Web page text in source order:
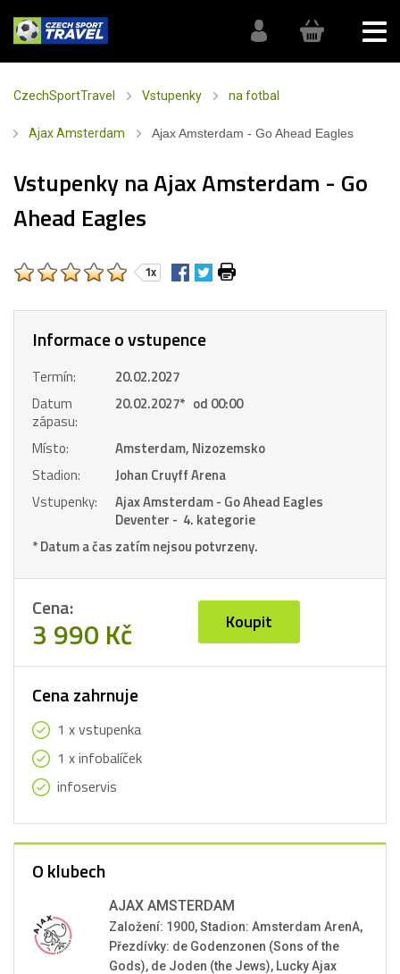
CzechSportTravel Vstupenky na fotbal
Ajax Amsterdam Ajax Amsterdam - Go Ahead Eagles
Vstupenky na Ajax Amsterdam - Go
Ahead Eagles
1x
Informace o vstupence
Termín:
20.02.2027
Datum
zápasu:
20.02.2027* od 00:00
Místo:
Amsterdam, Nizozemsko
Stadion:
Johan Cruyff Arena
Vstupenky:
Ajax Amsterdam - Go Ahead Eagles
Deventer - 4. kategorie
* Datum a čas zatím nejsou potvrzeny.
Cena:
3 990 Kč Koupit
Cena zahrnuje
1 x vstupenka
1 x infobalíček
infoservis
O klubech
AJAX AMSTERDAM
Založení: 1900, Stadion: Amsterdam ArenA,
Přezdívky: de Godenzonen (Sons of the
Gods), de Joden (the Jews), Lucky Ajax